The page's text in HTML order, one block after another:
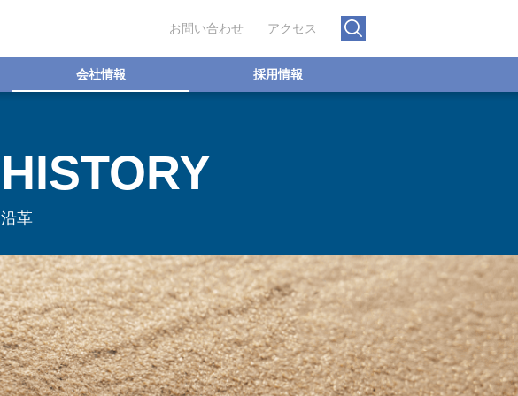
お問い合わせ アクセス
会社情報 採用情報
HISTORY
沿革